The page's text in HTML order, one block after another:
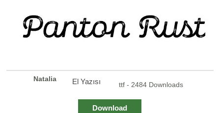
Natalia El Yazısı ttf - 2484 Downloads
Download